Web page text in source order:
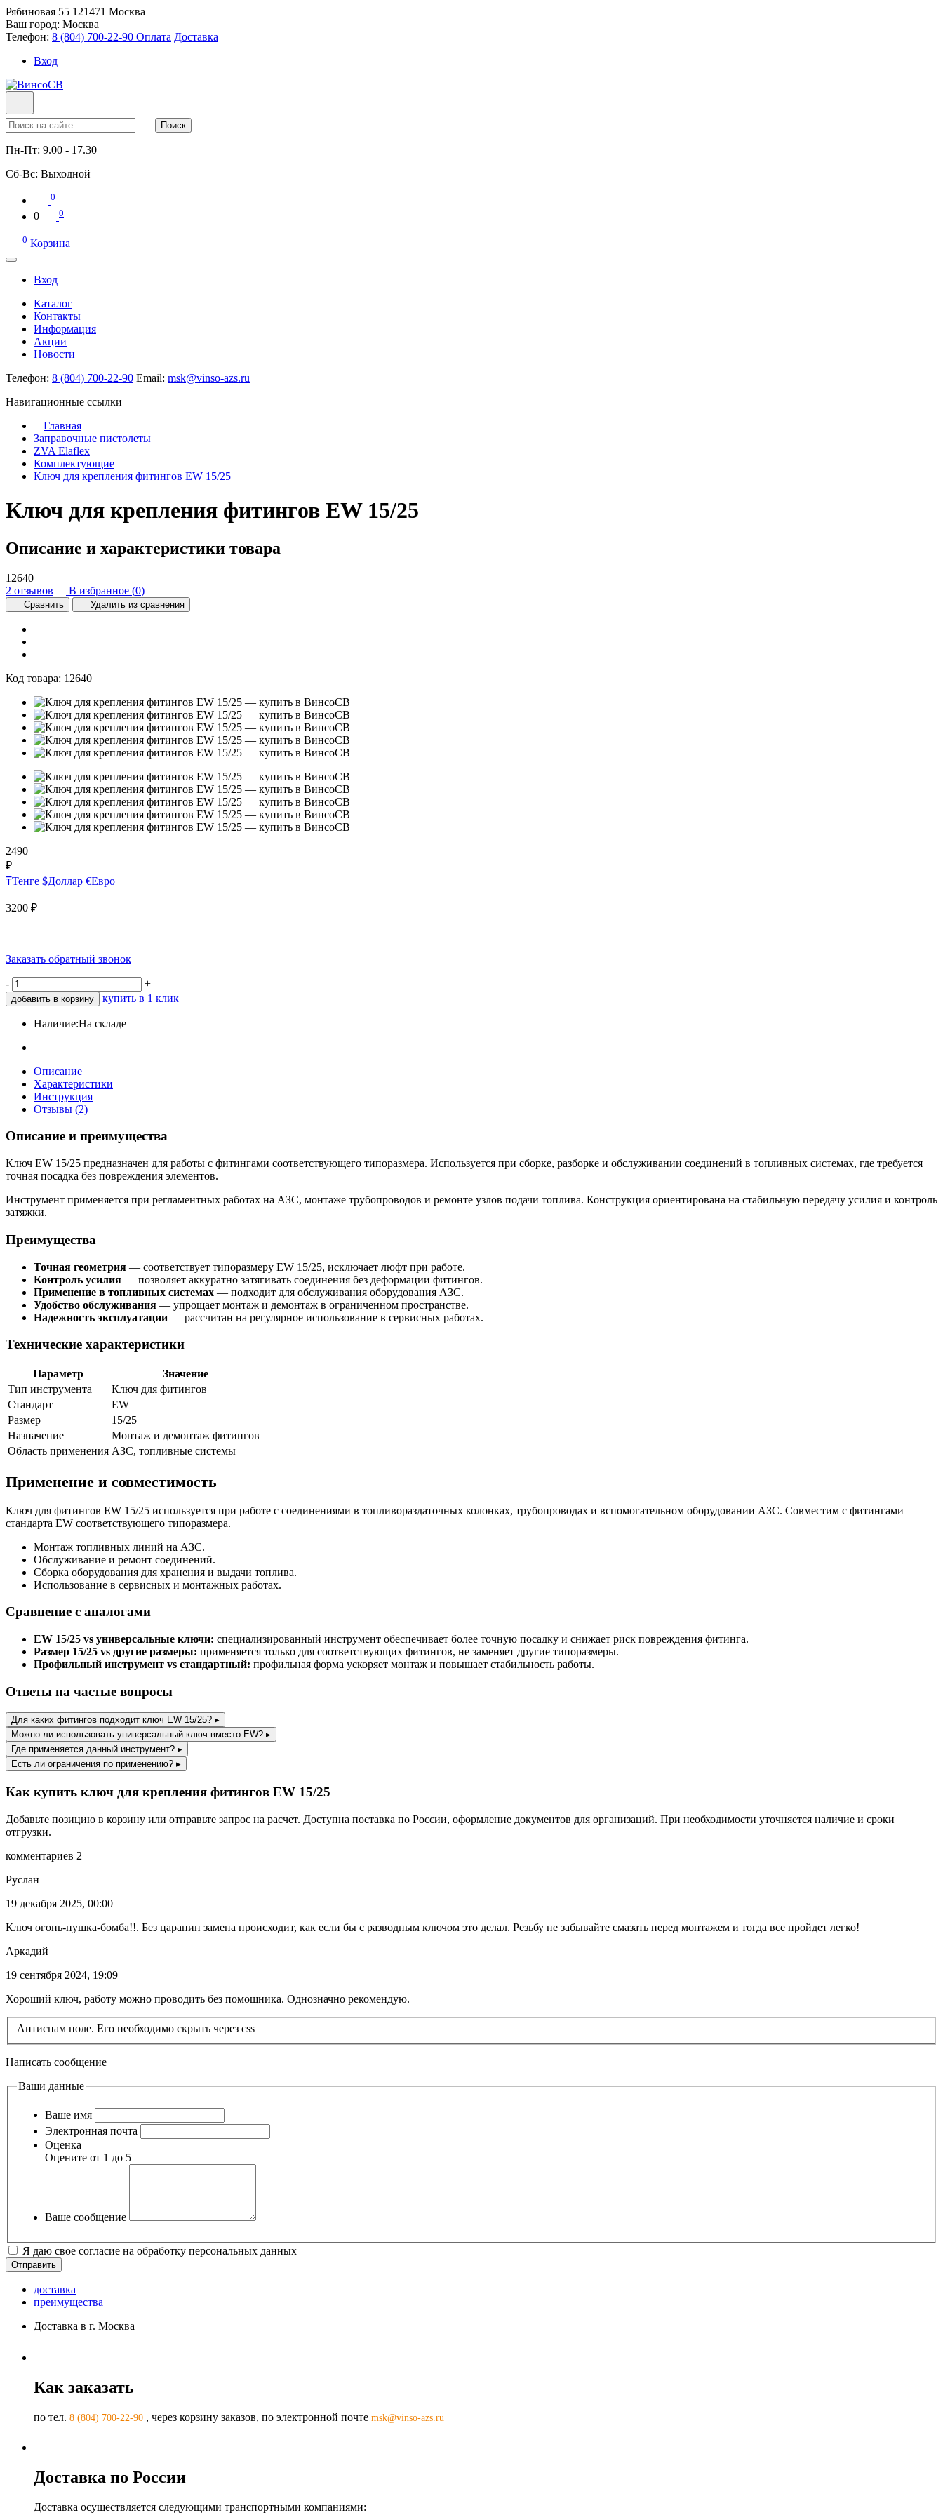
Рябиновая 55 121471 Москва
Ваш город: Москва
Телефон: 8 (804) 700-22-90 Оплата Доставка
Вход
Поиск
Пн-Пт: 9.00 - 17.30
Сб-Вс: Выходной
0
0 0
0 Корзина
Вход
Каталог
Контакты
Информация
Акции
Новости
Телефон: 8 (804) 700-22-90 Email: msk@vinso-azs.ru
Навигационные ссылки
Главная
Заправочные пистолеты
ZVA Elaflex
Комплектующие
Ключ для крепления фитингов EW 15/25
Ключ для крепления фитингов EW 15/25
Описание и характеристики товара
12640
2 отзывов
В избранное (0)
Сравнить Удалить из сравнения
Код товара: 12640
2490
₽
₸Тенге $Доллар €Евро
3200 ₽
Заказать обратный звонок
- +
добавить в корзину купить в 1 клик
Наличие:На складе
Описание
Характеристики
Инструкция
Отзывы (2)
Описание и преимущества
Ключ EW 15/25 предназначен для работы с фитингами соответствующего типоразмера. Используется при сборке, разборке и обслуживании соединений в топливных системах, где требуется
точная посадка без повреждения элементов.
Инструмент применяется при регламентных работах на АЗС, монтаже трубопроводов и ремонте узлов подачи топлива. Конструкция ориентирована на стабильную передачу усилия и контроль
затяжки.
Преимущества
Точная геометрия — соответствует типоразмеру EW 15/25, исключает люфт при работе.
Контроль усилия — позволяет аккуратно затягивать соединения без деформации фитингов.
Применение в топливных системах — подходит для обслуживания оборудования АЗС.
Удобство обслуживания — упрощает монтаж и демонтаж в ограниченном пространстве.
Надежность эксплуатации — рассчитан на регулярное использование в сервисных работах.
Технические характеристики
Параметр
Значение
Тип инструмента
Ключ для фитингов
Стандарт
EW
Размер
15/25
Назначение
Монтаж и демонтаж фитингов
Область применения АЗС, топливные системы
Применение и совместимость
Ключ для фитингов EW 15/25 используется при работе с соединениями в топливораздаточных колонках, трубопроводах и вспомогательном оборудовании АЗС. Совместим с фитингами
стандарта EW соответствующего типоразмера.
Монтаж топливных линий на АЗС.
Обслуживание и ремонт соединений.
Сборка оборудования для хранения и выдачи топлива.
Использование в сервисных и монтажных работах.
Сравнение с аналогами
EW 15/25 vs универсальные ключи: специализированный инструмент обеспечивает более точную посадку и снижает риск повреждения фитинга.
Размер 15/25 vs другие размеры: применяется только для соответствующих фитингов, не заменяет другие типоразмеры.
Профильный инструмент vs стандартный: профильная форма ускоряет монтаж и повышает стабильность работы.
Ответы на частые вопросы
Для каких фитингов подходит ключ EW 15/25? ▸
Можно ли использовать универсальный ключ вместо EW? ▸
Где применяется данный инструмент? ▸
Есть ли ограничения по применению? ▸
Как купить ключ для крепления фитингов EW 15/25
Добавьте позицию в корзину или отправьте запрос на расчет. Доступна поставка по России, оформление документов для организаций. При необходимости уточняется наличие и сроки
отгрузки.
комментариев 2
Руслан
19 декабря 2025, 00:00
Ключ огонь-пушка-бомба!!. Без царапин замена происходит, как если бы с разводным ключом это делал. Резьбу не забывайте смазать перед монтажем и тогда все пройдет легко!
Аркадий
19 сентября 2024, 19:09
Хороший ключ, работу можно проводить без помощника. Однозначно рекомендую.
Антиспам поле. Его необходимо скрыть через css
Написать сообщение
Ваши данные
Ваше имя
Электронная почта
Оценка
Оцените от 1 до 5
Ваше сообщение
Я даю свое согласие на обработку персональных данных
доставка
преимущества
Доставка в г. Москва
Как заказать
по тел. 8 (804) 700-22-90 , через корзину заказов, по электронной почте msk@vinso-azs.ru
Доставка по России
Доставка осуществляется следующими транспортными компаниями: